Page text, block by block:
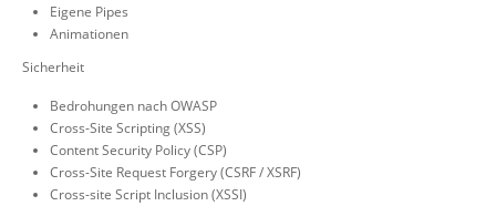
Eigene Pipes
Animationen
Sicherheit
Bedrohungen nach OWASP
Cross-Site Scripting (XSS)
Content Security Policy (CSP)
Cross-Site Request Forgery (CSRF / XSRF)
Cross-site Script Inclusion (XSSI)